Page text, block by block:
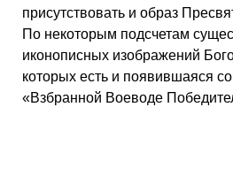
присутствовать и образ
По некоторым подсчетам
иконописных изображений
которых есть и появившаяся
«Взбранной Воеводе